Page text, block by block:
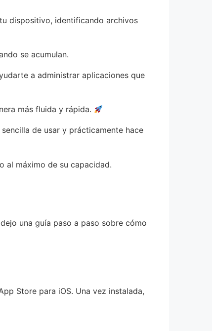
dispositivo, identificando archivos
se acumulan.
a administrar aplicaciones que
más fluida y rápida.
de usar y prácticamente hace
al máximo de su capacidad.
una guía paso a paso sobre cómo
Store para iOS. Una vez instalada,